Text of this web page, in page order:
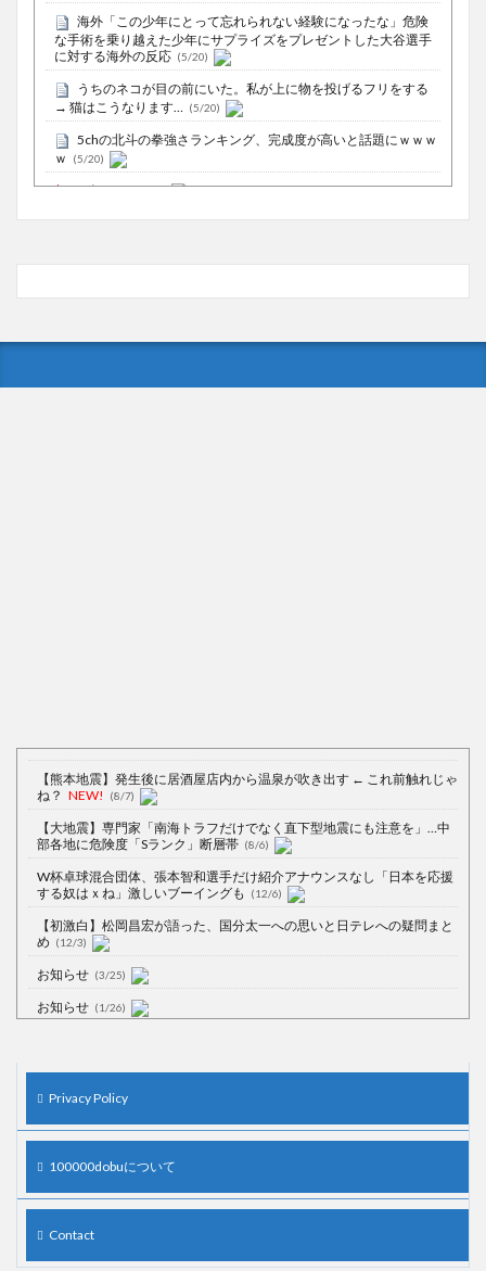
海外「この少年にとって忘れられない経験になったな」危険
な手術を乗り越えた少年にサプライズをプレゼントした大谷選手
に対する海外の反応 (5/20)
うちのネコが目の前にいた。私が上に物を投げるフリをする
→ 猫はこうなります… (5/20)
5chの北斗の拳強さランキング、完成度が高いと話題にｗｗｗ
ｗ
(5/20)
お知らせ (3/25)
お知らせ (1/26)
【熊本地震】発生後に居酒屋店内から温泉が吹き出す ← これ前触れじゃ
ね？ NEW! (8/7)
【大地震】専門家「南海トラフだけでなく直下型地震にも注意を」…中
部各地に危険度「Sランク」断層帯 (8/6)
W杯卓球混合団体、張本智和選手だけ紹介アナウンスなし「日本を応援
する奴はｘね」激しいブーイングも
(12/6)
【初激白】松岡昌宏が語った、国分太一への思いと日テレへの疑問まと
め (12/3)
お知らせ (3/25)
お知らせ (1/26)
(7/13)
Privacy Policy
100000dobuについて
Contact